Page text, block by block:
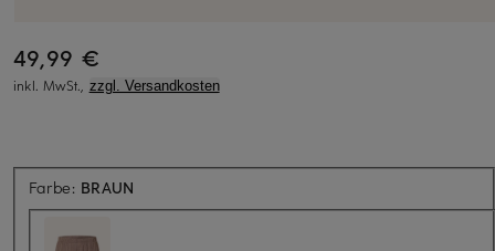
49,99 €
inkl. MwSt., zzgl. Versandkosten
Farbe: BRAUN